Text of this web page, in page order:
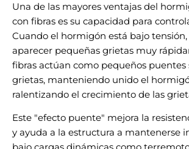
Una de las mayores ventajas del
con fibras es su capacidad para
Cuando el hormigón está bajo
aparecer pequeñas grietas muy
fibras actúan como pequeños puentes
grietas, manteniendo unido el
ralentizando el crecimiento de las
Este "efecto puente" mejora la
y ayuda a la estructura a mantenerse